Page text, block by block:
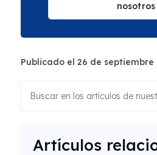
nosotros
Publicado el 26 de septiembre
Artículos